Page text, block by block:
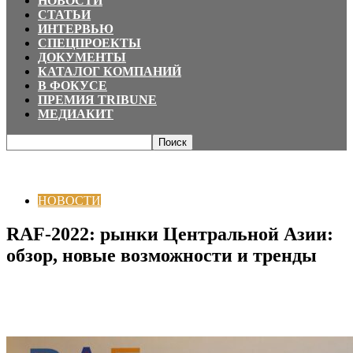
СТАТЬИ
ИНТЕРВЬЮ
СПЕЦПРОЕКТЫ
ДОКУМЕНТЫ
КАТАЛОГ КОМПАНИЙ
В ФОКУСЕ
ПРЕМИЯ TRIBUNE
МЕДИАКИТ
НОВОСТИ
RAF-2022: рынки Центральной Азии:
обзор, новые возможности и тренды